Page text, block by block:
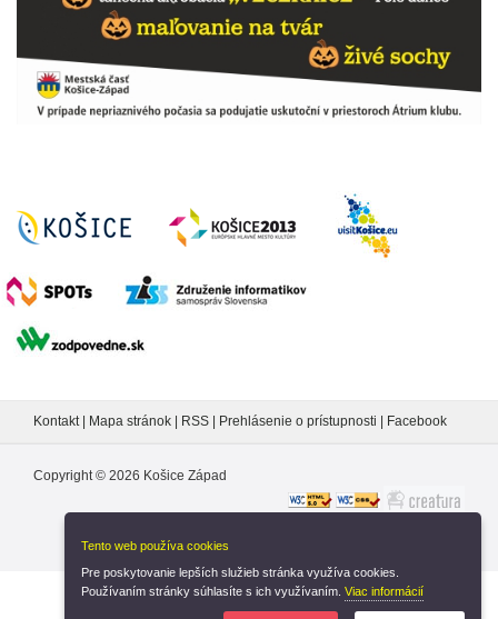
Kontakt | Mapa stránok | RSS | Prehlásenie o prístupnosti | Facebook
Copyright © 2026 Košice Západ
Nastavenia cookies
Tento web používa cookies
Pre poskytovanie lepších služieb stránka využíva cookies.
Používaním stránky súhlasíte s ich využívaním. Viac informácií